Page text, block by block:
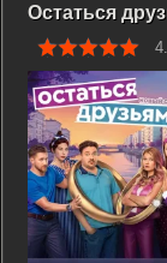
Остаться